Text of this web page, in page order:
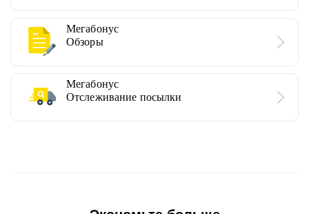
Мегабонус
Обзоры
Мегабонус
Отслеживание посылки